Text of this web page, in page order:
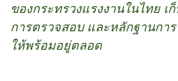
ของกระทรวงแรงงานในไทย
การตรวจสอบ และหลักฐานกา
ให้พร้อมอยู่ตลอด